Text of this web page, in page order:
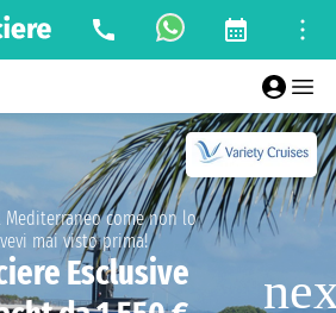
come non lo
mai visto prima!
Esclusive